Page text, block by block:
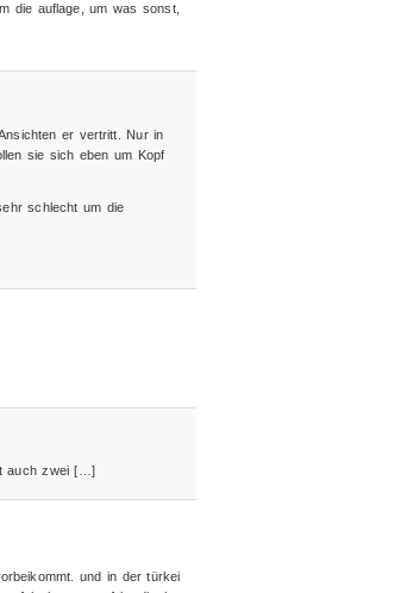
die auflage, um was sonst,
er vertritt. Nur in
sie sich eben um Kopf
schlecht um die
auch zwei […]
und in der türkei